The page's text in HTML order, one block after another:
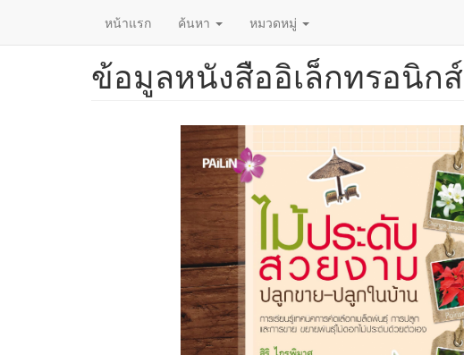
หน้าแรก ค้นหา หมวดหมู่
ข้อมูลหนังสืออิเล็กทรอนิกส์